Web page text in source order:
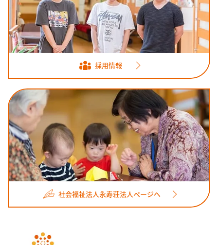
採用情報
社会福祉法人永寿荘法人ページへ